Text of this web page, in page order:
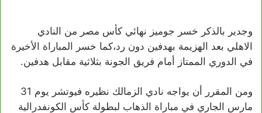
وجدير بالذكر خسر جوميز نهائي كأس مصر من النادي
الاهلي بعد الهزيمة بهدفين دون رد،كما خسر المباراة الأخيرة
في الدوري الممتاز أمام فريق الجونة بثلاثية مقابل هدفين.
ومن المقرر أن يواجه نادي الزمالك نظيره فيوتشر يوم 31
مارس الجاري في مباراة الذهاب لبطولة كأس الكونفدرالية